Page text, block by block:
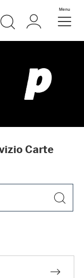
Meta Navigation
RicercaLogin Menu
Carte